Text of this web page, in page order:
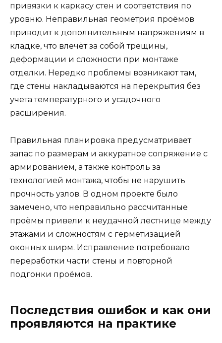
привязки к каркасу стен и соответствия по
уровню. Неправильная геометрия проёмов
приводит к дополнительным напряжениям в
кладке, что влечёт за собой трещины,
деформации и сложности при монтаже
отделки. Нередко проблемы возникают там,
где стены накладываются на перекрытия без
учета температурного и усадочного
расширения.
Правильная планировка предусматривает
запас по размерам и аккуратное сопряжение с
армированием, а также контроль за
технологией монтажа, чтобы не нарушить
прочность узлов. В одном проекте было
замечено, что неправильно рассчитанные
проёмы привели к неудачной лестнице между
этажами и сложностям с герметизацией
оконных ширм. Исправление потребовало
переработки части стены и повторной
подгонки проёмов.
Последствия ошибок и как они
проявляются на практике